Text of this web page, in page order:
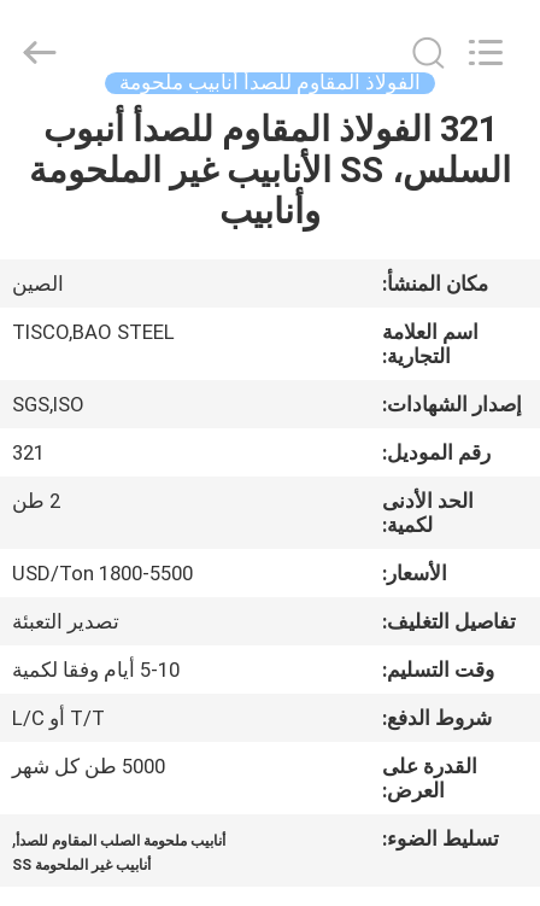
منزل،
بيت
معلومات
جولة
مراقبة
الجودة
اتصل
أخبار
INDUSTRIAL
Reserved.
الفولاذ المقاوم للصدأ أنابيب ملحومة
321 الفولاذ المقاوم للصدأ أنبوب
السلس، SS الأنابيب غير الملحومة
وأنابيب
مكان المنشأ:
الصين
اسم العلامة
التجارية:
TISCO,BAO STEEL
إصدار الشهادات:
SGS,ISO
رقم الموديل:
321
الحد الأدنى
لكمية:
2 طن
الأسعار:
1800-5500 USD/Ton
تفاصيل التغليف:
تصدير التعبئة
وقت التسليم:
5-10 أيام وفقا لكمية
شروط الدفع:
T/T أو L/C
القدرة على
العرض:
5000 طن كل شهر
تسليط الضوء: أنابيب ملحومة الصلب المقاوم للصدأ ,
أنابيب غير الملحومة SS